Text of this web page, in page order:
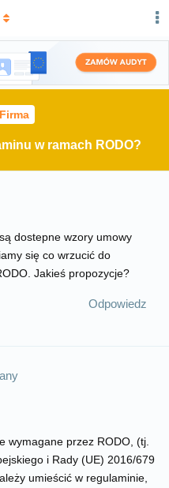
Firma
w ramach RODO?
dostepne wzory umowy
się co wrzucić do
Jakieś propozycje?
Odpowiedz
wymagane przez RODO, (tj.
i Rady (UE) 2016/679
umieścić w regulaminie,